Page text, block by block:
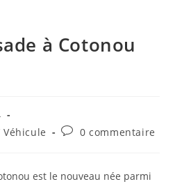
à Cotonou
Commentaires
publication :
0 commentaire
est le nouveau née parmi